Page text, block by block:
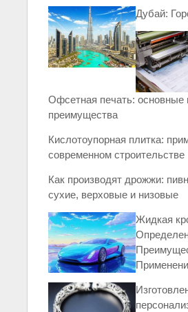
Дубай:
Офсетная печать: основные
преимущества
Кислотоупорная плитка:
современном строительстве
Как производят дрожжи:
сухие, верховые и низовые
Жидкая